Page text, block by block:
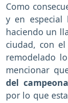
Como
y en especial
haciendo un
ciudad, con
remodelado
mencionar
del
por lo que